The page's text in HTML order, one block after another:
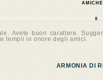
0
Avete buon carattere.
templi in onore degli amici.
ARMONIA DI